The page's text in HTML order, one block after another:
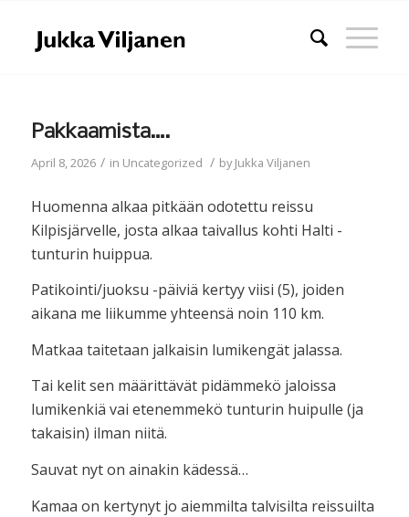
Pakkaamista….
April 8, 2026 / in Uncategorized / byJukka Viljanen
Huomenna alkaa pitkään odotettu reissu
Kilpisjärvelle, josta alkaa taivallus kohti Halti -
tunturin huippua.
Patikointi/juoksu -päiviä kertyy viisi (5), joiden
aikana me liikumme yhteensä noin 110 km.
Matkaa taitetaan jalkaisin lumikengät jalassa.
Tai kelit sen määrittävät pidämmekö jaloissa
lumikenkiä vai etenemmekö tunturin huipulle (ja
takaisin) ilman niitä.
Sauvat nyt on ainakin kädessä…
Kamaa on kertynyt jo aiemmilta talvisilta reissuilta